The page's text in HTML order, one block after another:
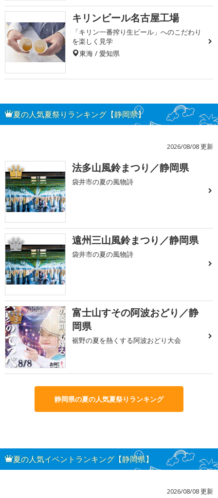
キリンビール名古屋工場
「キリン一番搾り生ビール」へのこだわり
を楽しく見学
東海 / 愛知県
夏の人気夏祭りランキング【静岡県】
2026/08/08 更新
1 法多山風鈴まつり／静岡県
袋井市の夏の風物詩
2 遠州三山風鈴まつり／静岡県
袋井市の夏の風物詩
3
富士山すその阿波おどり／静
岡県
裾野の夏を熱くする阿波おどり大会
静岡県の夏の人気夏祭りランキング
夏の人気イベントランキング【静岡県】
2026/08/08 更新